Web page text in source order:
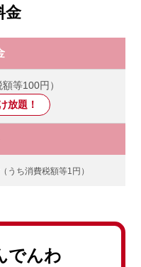
金
等100円）
放題！
（うち消費税額等1円）
でんわ